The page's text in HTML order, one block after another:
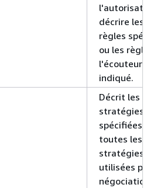
décrire les
règles
ou les
l'écouteur
indiqué.
Décrit les
stratégies
spécifiées
toutes les
stratégies
utilisées
négociation